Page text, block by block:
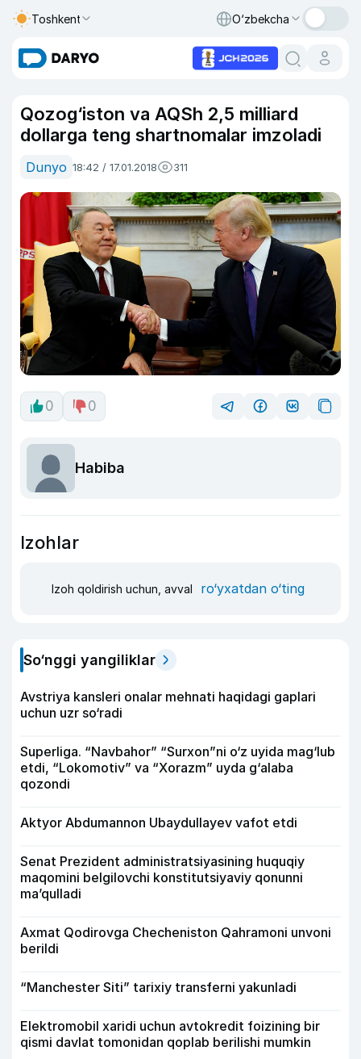
Toshkent O‘zbekcha
Qozog‘iston va AQSh 2,5 milliard
dollarga teng shartnomalar imzoladi
Dunyo 18:42 / 17.01.2018 311
0 0
Habiba
Izohlar
Izoh qoldirish uchun, avval ro‘yxatdan o‘ting
So‘nggi yangiliklar
Avstriya kansleri onalar mehnati haqidagi gaplari
uchun uzr so‘radi
Superliga. “Navbahor” “Surxon”ni o‘z uyida mag‘lub
etdi, “Lokomotiv” va “Xorazm” uyda g‘alaba
qozondi
Aktyor Abdu­mannon Ubaydullayev vafot etdi
Senat Prezident administratsiyasining huquqiy
maqomini belgilovchi konstitutsiyaviy qonunni
ma’qulladi
Axmat Qodirovga Checheniston Qahramoni unvoni
berildi
“Manchester Siti” tarixiy transferni yakunladi
Elektromobil xaridi uchun avtokredit foizining bir
qismi davlat tomonidan qoplab berilishi mumkin